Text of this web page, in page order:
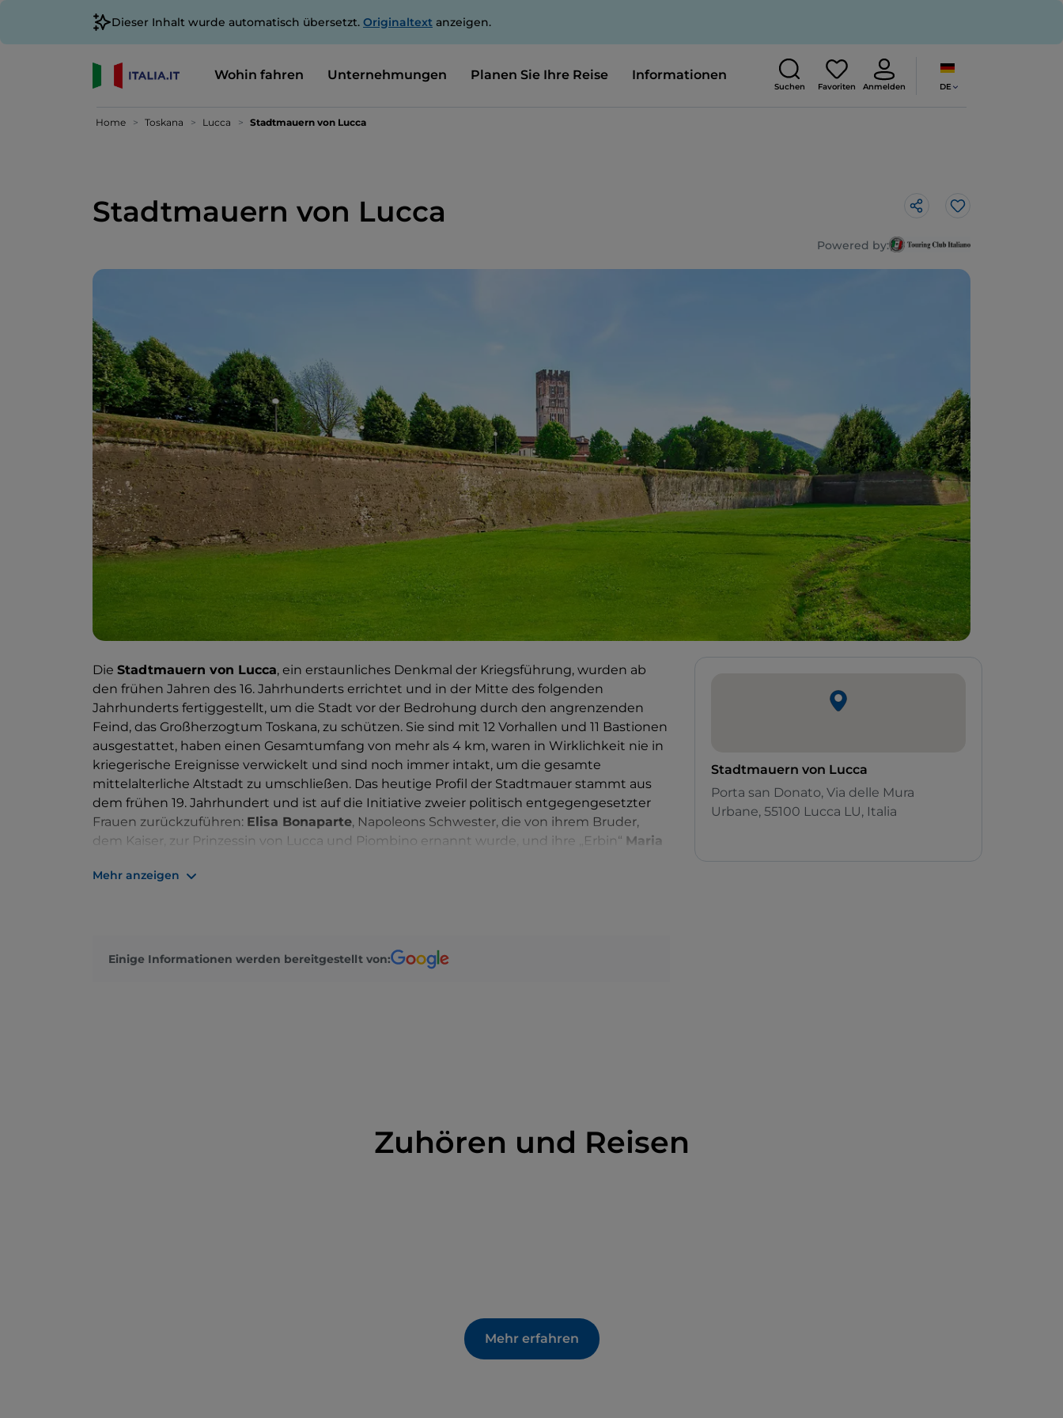
Dieser Inhalt wurde automatisch übersetzt. Originaltext anzeigen.
Wohin fahren Unternehmungen Planen Sie Ihre Reise Informationen
Suchen Favoriten Anmelden DE
Home Toskana Lucca Stadtmauern von Lucca
Stadtmauern von Lucca Like
Powered by:
Die Stadtmauern von Lucca, ein erstaunliches Denkmal der Kriegsführung, wurden ab
den frühen Jahren des 16. Jahrhunderts errichtet und in der Mitte des folgenden
Jahrhunderts fertiggestellt, um die Stadt vor der Bedrohung durch den angrenzenden
Feind, das Großherzogtum Toskana, zu schützen. Sie sind mit 12 Vorhallen und 11 Bastionen
ausgestattet, haben einen Gesamtumfang von mehr als 4 km, waren in Wirklichkeit nie in
kriegerische Ereignisse verwickelt und sind noch immer intakt, um die gesamte
mittelalterliche Altstadt zu umschließen. Das heutige Profil der Stadtmauer stammt aus
dem frühen 19. Jahrhundert und ist auf die Initiative zweier politisch entgegengesetzter
Frauen zurückzuführen: Elisa Bonaparte, Napoleons Schwester, die von ihrem Bruder,
dem Kaiser, zur Prinzessin von Lucca und Piombino ernannt wurde, und ihre „Erbin“ Maria
gesetzt wurde. Insbesondere dank der Intervention der letzteren wurde die Stadtmauer in
erstreckt sich über zwei Hektar und integriert seine natürliche Landschaft in die mächtige
Anlage der Befestigungsanlagen. Er beherbergt ein bedeutendes Erbe an biologischer
Mehr anzeigen
Einige Informationen werden bereitgestellt von:
Stadtmauern von Lucca
Porta san Donato, Via delle Mura
Urbane, 55100 Lucca LU, Italia
Zuhören und Reisen
Mehr erfahren